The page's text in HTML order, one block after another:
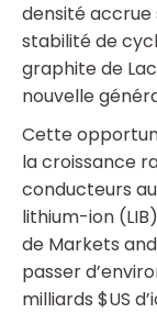
densité accrue
stabilité de
graphite de
nouvelle
Cette
la croissance
conducteurs
lithium-ion
de Markets
passer
milliards $US